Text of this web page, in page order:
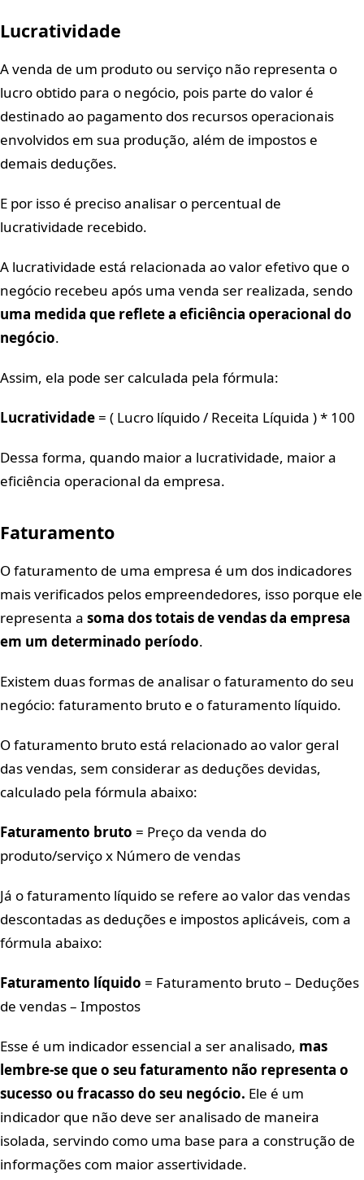
Lucratividade
A venda de um produto ou serviço não representa o
lucro obtido para o negócio, pois parte do valor é
destinado ao pagamento dos recursos operacionais
envolvidos em sua produção, além de impostos e
demais deduções.
E por isso é preciso analisar o percentual de
lucratividade recebido.
A lucratividade está relacionada ao valor efetivo que o
negócio recebeu após uma venda ser realizada, sendo
uma medida que reflete a eficiência operacional do
negócio.
Assim, ela pode ser calculada pela fórmula:
Lucratividade = ( Lucro líquido / Receita Líquida ) * 100
Dessa forma, quando maior a lucratividade, maior a
eficiência operacional da empresa.
Faturamento
O faturamento de uma empresa é um dos indicadores
mais verificados pelos empreendedores, isso porque ele
representa a soma dos totais de vendas da empresa
em um determinado período.
Existem duas formas de analisar o faturamento do seu
negócio: faturamento bruto e o faturamento líquido.
O faturamento bruto está relacionado ao valor geral
das vendas, sem considerar as deduções devidas,
calculado pela fórmula abaixo:
Faturamento bruto = Preço da venda do
produto/serviço x Número de vendas
Já o faturamento líquido se refere ao valor das vendas
descontadas as deduções e impostos aplicáveis, com a
fórmula abaixo:
Faturamento líquido = Faturamento bruto – Deduções
de vendas – Impostos
Esse é um indicador essencial a ser analisado, mas
lembre-se que o seu faturamento não representa o
sucesso ou fracasso do seu negócio. Ele é um
indicador que não deve ser analisado de maneira
isolada, servindo como uma base para a construção de
informações com maior assertividade.